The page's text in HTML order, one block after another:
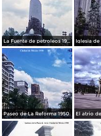
La Fuente de petroleos 1950.
Paseo de La Reforma 1950.